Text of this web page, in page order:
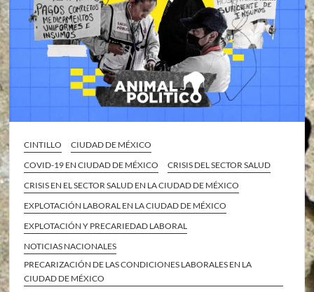
CINTILLO
CIUDAD DE MÉXICO
COVID-19 EN CIUDAD DE MÉXICO
CRISIS DEL SECTOR SALUD
CRISIS EN EL SECTOR SALUD EN LA CIUDAD DE MÉXICO
EXPLOTACIÓN LABORAL EN LA CIUDAD DE MÉXICO
EXPLOTACIÓN Y PRECARIEDAD LABORAL
NOTICIAS NACIONALES
PRECARIZACIÓN DE LAS CONDICIONES LABORALES EN LA
CIUDAD DE MÉXICO